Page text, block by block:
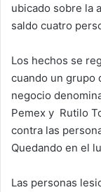
ubicado sobre la
saldo cuatro
Los hechos se
cuando un grupo
negocio
Pemex y Rutilo
contra las
Quedando en el
Las personas